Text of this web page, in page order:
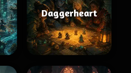
Daggerheart